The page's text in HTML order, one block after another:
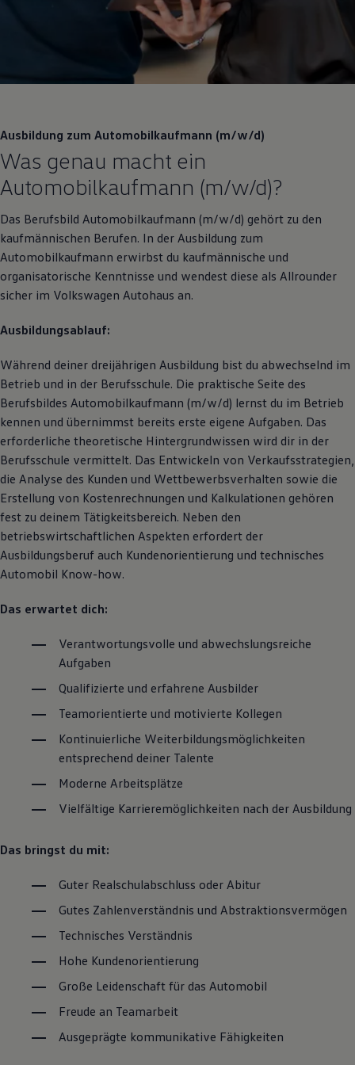
Motorenöl und Flüssigkeiten
Räder und Reifen
Pannen- und Unfallhilfe
Economy Service
Volkswagen Teile
Zubehör
Entertainment und Elektronik
Individualisieren
Wallbox und Ladekabel
Digitale Extras
Dienste für Ihr Modell finden
Volkswagen Apps, Login und Shop
Handy und Fahrzeug verbinden
Updates für Software, Karten und Radio
Über Ihr Auto
Vorgängermodelle
Kundeninformationen
Volkswagen Kundenbetreuung
Assistenzsysteme
Magazin
Lifestyle
Transport
Familie
Elektromobilität
Volkswagen R
Pannen- und Unfallhilfe
Volkswagen Kundenbetreuung
Ausbildung zum Automobilkaufmann (m/w/d)
Was genau macht ein
Automobilkaufmann (m/w/d)?
Das Berufsbild Automobilkaufmann (m/w/d) gehört zu den
kaufmännischen Berufen. In der Ausbildung zum
Automobilkaufmann erwirbst du kaufmännische und
organisatorische Kenntnisse und wendest diese als Allrounder
sicher im Volkswagen Autohaus an.
Ausbildungsablauf:
Während deiner dreijährigen Ausbildung bist du abwechselnd im
Betrieb und in der Berufsschule. Die praktische Seite des
Berufsbildes Automobilkaufmann (m/w/d) lernst du im Betrieb
kennen und übernimmst bereits erste eigene Aufgaben. Das
erforderliche theoretische Hintergrundwissen wird dir in der
Berufsschule vermittelt. Das Entwickeln von Verkaufsstrategien,
die Analyse des Kunden und Wettbewerbsverhalten sowie die
Erstellung von Kostenrechnungen und Kalkulationen gehören
fest zu deinem Tätigkeitsbereich. Neben den
betriebswirtschaftlichen Aspekten erfordert der
Ausbildungsberuf auch Kundenorientierung und technisches
Automobil Know-how.
Das erwartet dich:
Verantwortungsvolle und abwechslungsreiche
Aufgaben
Qualifizierte und erfahrene Ausbilder
Teamorientierte und motivierte Kollegen
Kontinuierliche Weiterbildungsmöglichkeiten
entsprechend deiner Talente
Moderne Arbeitsplätze
Vielfältige Karrieremöglichkeiten nach der Ausbildung
Das bringst du mit:
Guter Realschulabschluss oder Abitur
Gutes Zahlenverständnis und Abstraktionsvermögen
Technisches Verständnis
Hohe Kundenorientierung
Große Leidenschaft für das Automobil
Freude an Teamarbeit
Ausgeprägte kommunikative Fähigkeiten